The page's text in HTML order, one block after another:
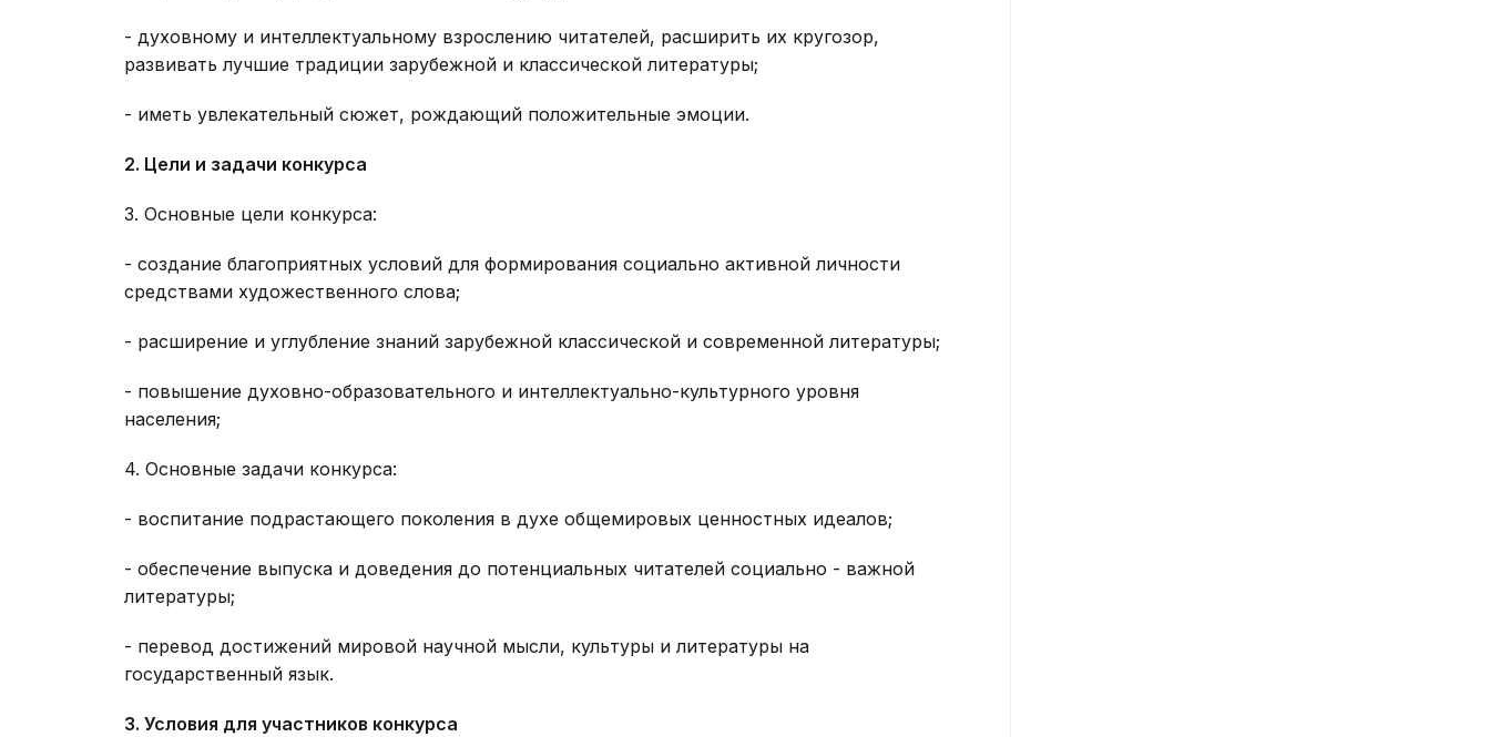
- духовному и интеллектуальному взрослению читателей, расширить их кругозор,
развивать лучшие традиции зарубежной и классической литературы;
- иметь увлекательный сюжет, рождающий положительные эмоции.
2. Цели и задачи конкурса
3. Основные цели конкурса:
- создание благоприятных условий для формирования социально активной личности
средствами художественного слова;
- расширение и углубление знаний зарубежной классической и современной литературы;
- повышение духовно-образовательного и интеллектуально-культурного уровня
населения;
4. Основные задачи конкурса:
- воспитание подрастающего поколения в духе общемировых ценностных идеалов;
- обеспечение выпуска и доведения до потенциальных читателей социально - важной
литературы;
- перевод достижений мировой научной мысли, культуры и литературы на
государственный язык.
3. Условия для участников конкурса